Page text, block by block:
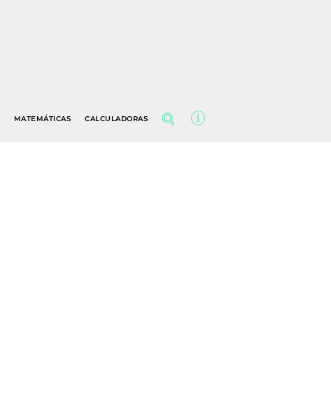
MATEMÁTICAS CALCULADORAS